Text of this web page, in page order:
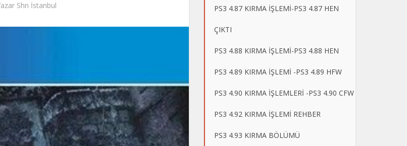
Shn İstanbul PS3 4.87 KIRMA İŞLEMİ-PS3 4.87 HEN
ÇIKTI
PS3 4.88 KIRMA İŞLEMİ-PS3 4.88 HEN
PS3 4.89 KIRMA İŞLEMİ -PS3 4.89 HFW
PS3 4.90 KIRMA İŞLEMLERİ -PS3 4.90 CFW
PS3 4.92 KIRMA İŞLEMİ REHBER
PS3 4.93 KIRMA BÖLÜMÜ